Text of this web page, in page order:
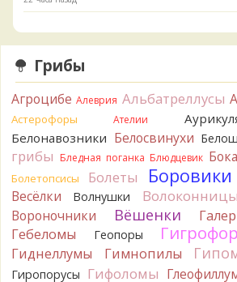
Андрей 3
1 день назад
Verona
С гименофором вы бы
информативные фото. То, что есть
вопросы.
1 день назад
Павел
Может и постия, только совсем
берёзы, и гименофор шипчатый; или
По мере напитывания соком
пикантного (по типу чесночного) мяса
Думаю, заморозить или засушить, до
Спасибо за вариант
Грибы
Агроцибе Алеврия Альбатреллусы
Астерофоры
Ателии
Белонавозники Белосвинухи
грибы Бледная поганка Блюдцевик
Болетопсисы Болеты Боровики
Весёлки Волнушки Волоконницы
Вороночники Вёшенки
Гебеломы Геопоры
Гиднеллумы Гимнопилы
Гиропорусы Гифоломы